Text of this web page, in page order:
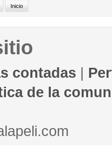
contadas |
de la